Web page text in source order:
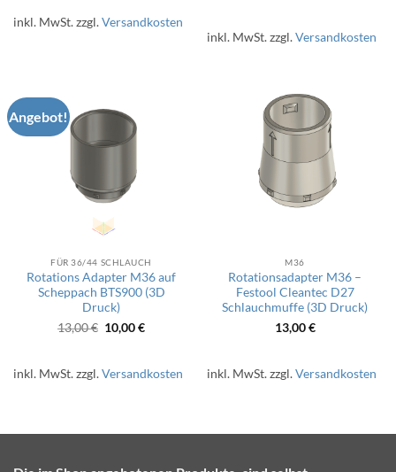
inkl. MwSt.zzgl.Versandkosten
inkl. MwSt.zzgl.Versandkosten
Angebot!
FÜR 36/44 SCHLAUCH
Rotations Adapter M36 auf
Scheppach BTS900 (3D
Druck)
13,00€ Ursprünglicher
Preis
10,00€Aktueller
inkl. MwSt.zzgl.Versandkosten
M36
Rotationsadapter M36 –
Festool Cleantec D27
Schlauchmuffe (3D Druck)
13,00€
inkl. MwSt.zzgl.Versandkosten